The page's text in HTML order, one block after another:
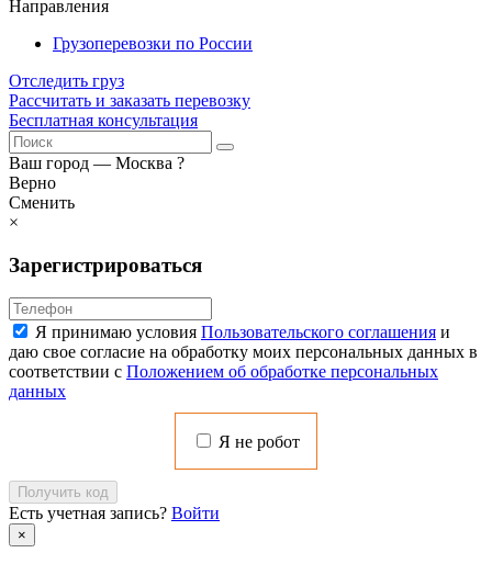
Направления
Грузоперевозки по России
Отследить груз
Рассчитать и заказать перевозку
Бесплатная консультация
Ваш город — Москва ?
Верно
Сменить
×
Зарегистрироваться
Я принимаю условия Пользовательского соглашения и
даю свое согласие на обработку моих персональных данных в
соответствии с Положением об обработке персональных
данных
Я не робот
Получить код
Есть учетная запись? Войти
×